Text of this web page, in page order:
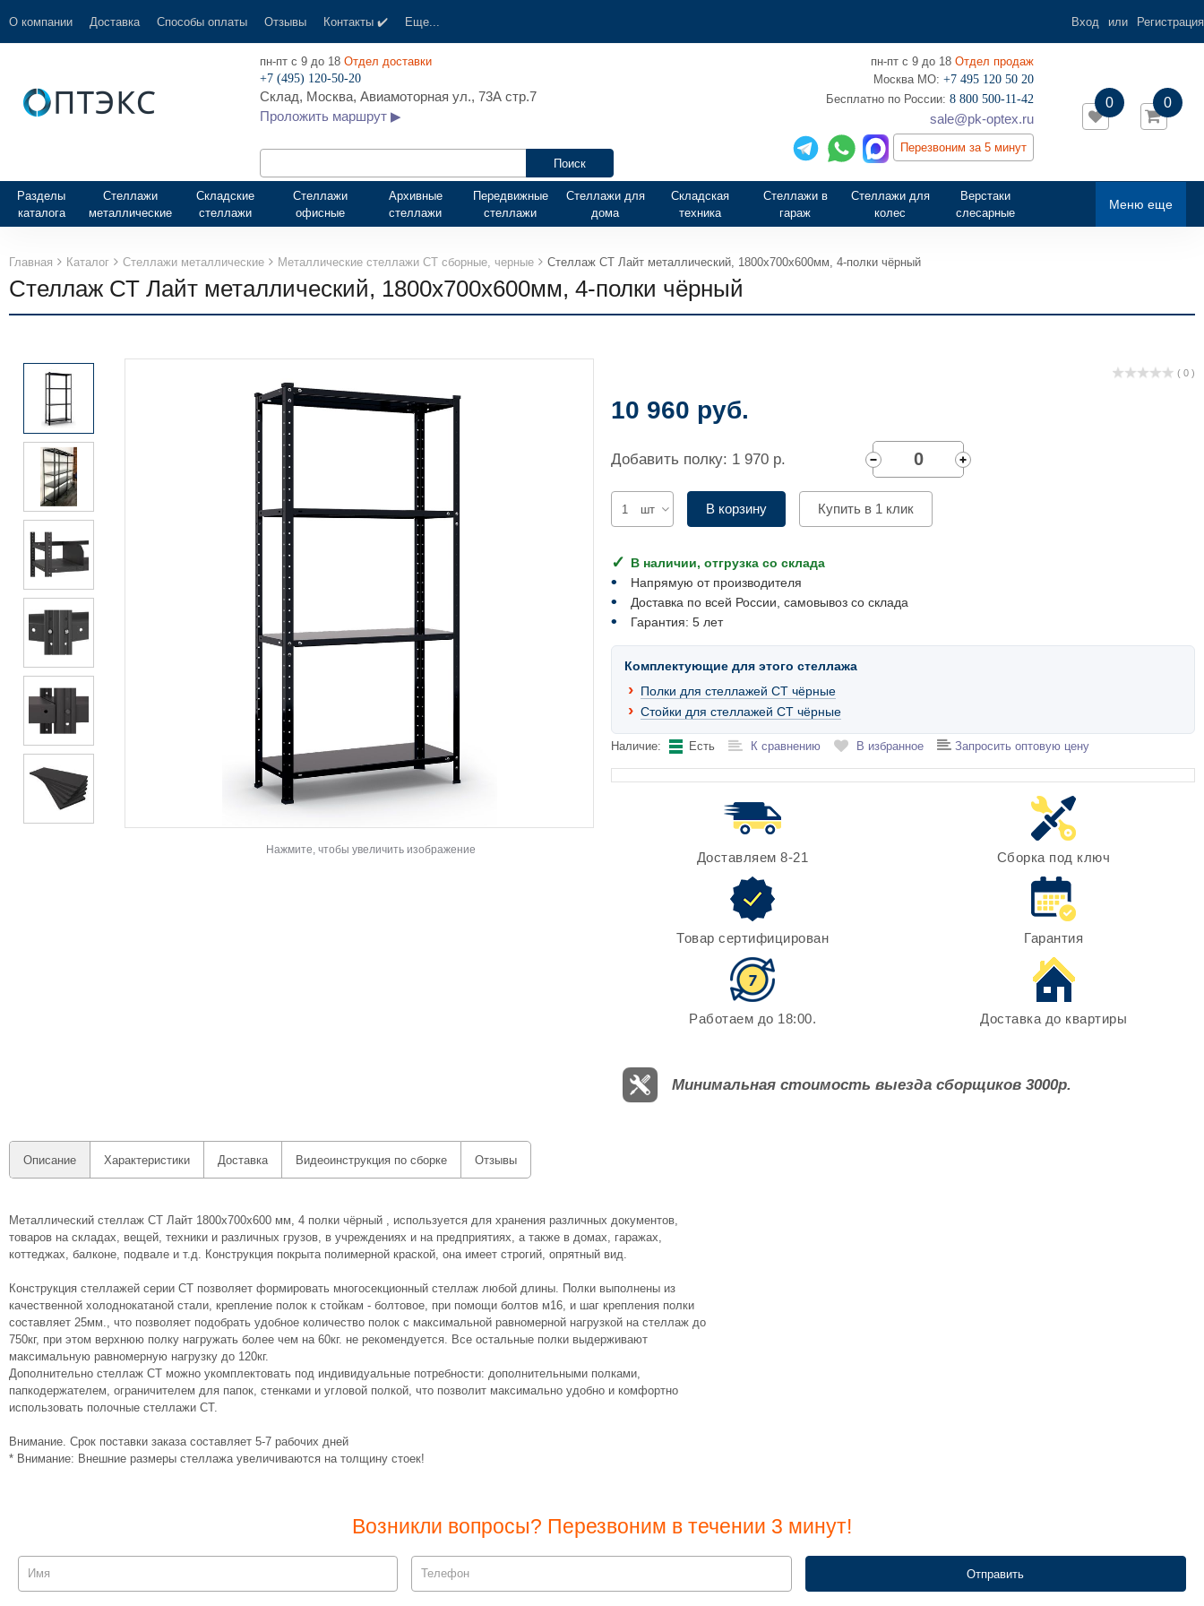
О компании Доставка Способы оплаты Отзывы Контакты ✔️ Еще... Вход или Регистрация
пн-пт с 9 до 18 Отдел доставки
+7 (495) 120-50-20
Склад, Москва, Авиамоторная ул., 73А стр.7
Проложить маршрут ▶
пн-пт с 9 до 18 Отдел продаж
Москва МО: +7 495 120 50 20
‎Бесплатно по России: 8 800 500-11-42
sale@pk-optex.ru
Перезвоним за 5 минут
0
0
Меню еще
Разделы
каталога
Стеллажи
металлические
Складские
стеллажи
Стеллажи
офисные
Архивные
стеллажи
Передвижные
стеллажи
Стеллажи для
дома
Складская
техника
Стеллажи в
гараж
Стеллажи для
колес
Верстаки
слесарные
Главная Каталог Стеллажи металлические Металлические стеллажи СТ сборные, черные Стеллаж СТ Лайт металлический, 1800х700х600мм, 4-полки чёрный
Стеллаж СТ Лайт металлический, 1800х700х600мм, 4-полки чёрный
Нажмите, чтобы увеличить изображение
( 0 )
10 960 руб.
Добавить полку: 1 970 р.
шт В корзину Купить в 1 клик
В наличии, отгрузка со склада
Напрямую от производителя
Доставка по всей России, самовывоз со склада
Гарантия: 5 лет
Комплектующие для этого стеллажа
Полки для стеллажей СТ чёрные
Стойки для стеллажей СТ чёрные
Наличие: Есть К сравнению В избранное Запросить оптовую цену
Доставляем 8-21 Сборка под ключ
Товар сертифицирован Гарантия
Работаем до 18:00. Доставка до квартиры
Минимальная стоимость выезда сборщиков 3000р.
Описание Характеристики Доставка Видеоинструкция по сборке Отзывы
Металлический стеллаж СТ Лайт 1800х700х600 мм, 4 полки чёрный , используется для хранения различных документов,
товаров на складах, вещей, техники и различных грузов, в учреждениях и на предприятиях, а также в домах, гаражах,
коттеджах, балконе, подвале и т.д. Конструкция покрыта полимерной краской, она имеет строгий, опрятный вид.
Конструкция стеллажей серии СТ позволяет формировать многосекционный стеллаж любой длины. Полки выполнены из
качественной холоднокатаной стали, крепление полок к стойкам - болтовое, при помощи болтов м16, и шаг крепления полки
составляет 25мм., что позволяет подобрать удобное количество полок с максимальной равномерной нагрузкой на стеллаж до
750кг, при этом верхнюю полку нагружать более чем на 60кг. не рекомендуется. Все остальные полки выдерживают
максимальную равномерную нагрузку до 120кг.
Дополнительно стеллаж СТ можно укомплектовать под индивидуальные потребности: дополнительными полками,
папкодержателем, ограничителем для папок, стенками и угловой полкой, что позволит максимально удобно и комфортно
использовать полочные стеллажи СТ.
Внимание. Срок поставки заказа составляет 5-7 рабочих дней
* Внимание: Внешние размеры стеллажа увеличиваются на толщину стоек!
Возникли вопросы? Перезвоним в течении 3 минут!